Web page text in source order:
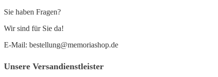
Sie haben Fragen?
Wir sind für Sie da!
E-Mail: bestellung@memoriashop.de
Unsere Versandienstleister